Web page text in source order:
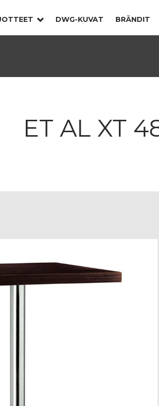
DWG-KUVAT BRÄNDIT
ET AL XT